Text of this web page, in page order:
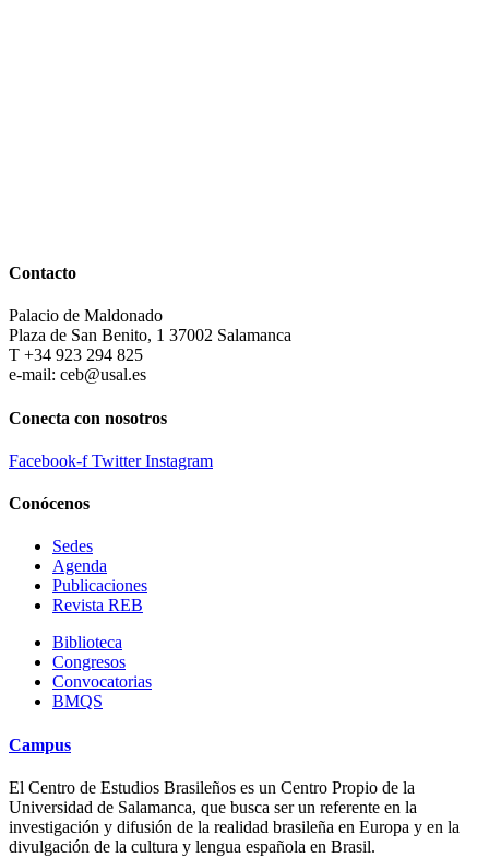
Contacto
Palacio de Maldonado
Plaza de San Benito, 1 37002 Salamanca
T +34 923 294 825
e-mail: ceb@usal.es
Conecta con nosotros
Facebook-f Twitter Instagram
Conócenos
Sedes
Agenda
Publicaciones
Revista REB
Biblioteca
Congresos
Convocatorias
BMQS
Campus
El Centro de Estudios Brasileños es un Centro Propio de la
Universidad de Salamanca, que busca ser un referente en la
investigación y difusión de la realidad brasileña en Europa y en la
divulgación de la cultura y lengua española en Brasil.